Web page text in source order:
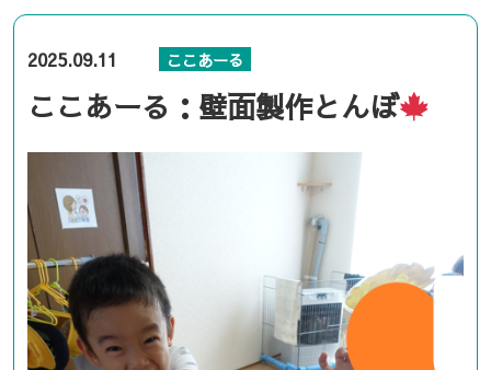
2025.09.11 ここあーる
ここあーる：壁面製作とんぼ